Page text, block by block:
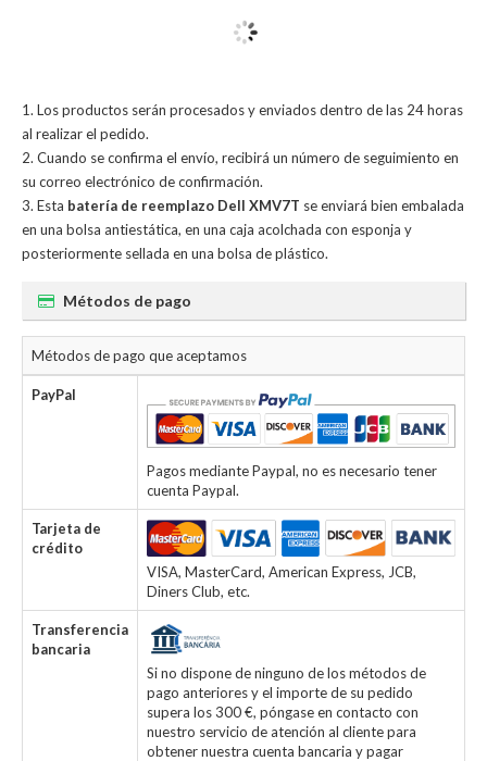
Los productos serán procesados y enviados dentro de las 24 horas
al realizar el pedido.
Cuando se confirma el envío, recibirá un número de seguimiento en
su correo electrónico de confirmación.
Esta batería de reemplazo Dell XMV7T se enviará bien embalada
en una bolsa antiestática, en una caja acolchada con esponja y
posteriormente sellada en una bolsa de plástico.
Métodos de pago
Métodos de pago que aceptamos
PayPal
Pagos mediante Paypal, no es necesario tener
cuenta Paypal.
Tarjeta de
crédito
VISA, MasterCard, American Express, JCB,
Diners Club, etc.
Transferencia
bancaria
Si no dispone de ninguno de los métodos de
pago anteriores y el importe de su pedido
supera los 300 €, póngase en contacto con
nuestro servicio de atención al cliente para
obtener nuestra cuenta bancaria y pagar